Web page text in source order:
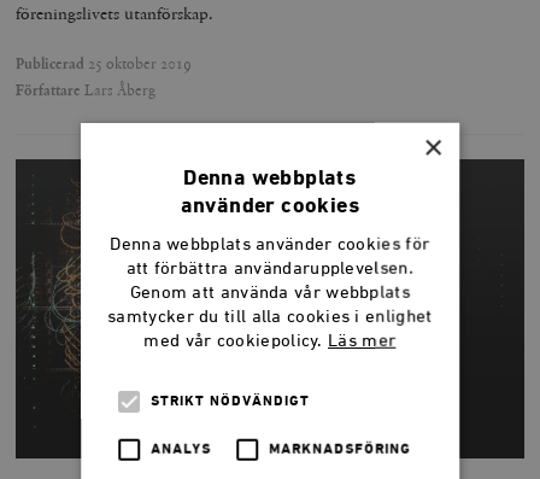
föreningslivets utanförskap.
Publicerad 25 oktober 2019
Författare Lars Åberg
×
Denna webbplats
använder cookies
Denna webbplats använder cookies för
att förbättra användarupplevelsen.
Genom att använda vår webbplats
samtycker du till alla cookies i enlighet
med vår cookiepolicy. Läs mer
STRIKT NÖDVÄNDIGT
ANALYS MARKNADSFÖRING